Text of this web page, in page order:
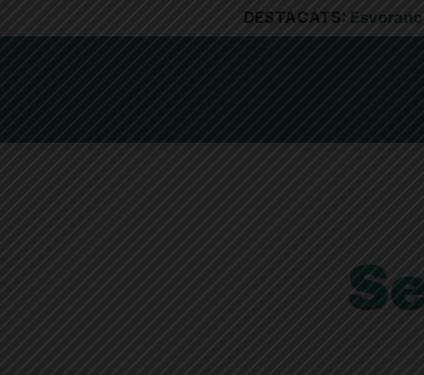
DESTACATS: